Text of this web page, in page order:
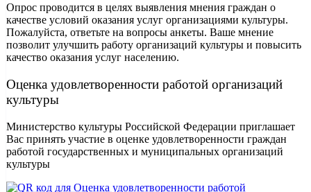
Опрос проводится в целях выявления мнения граждан о
качестве условий оказания услуг организациями культуры.
Пожалуйста, ответьте на вопросы анкеты. Ваше мнение
позволит улучшить работу организаций культуры и повысить
качество оказания услуг населению.
Оценка удовлетворенности работой организаций
культуры
Министерство культуры Российской Федерации приглашает
Вас принять участие в оценке удовлетворенности граждан
работой государственных и муниципальных организаций
культуры